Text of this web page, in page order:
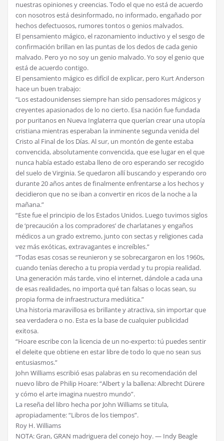
nuestras opiniones y creencias. Todo el que no está de acuerdo
con nosotros está desinformado, no informado, engañado por
hechos defectuosos, rumores tontos o genios malvados.
El pensamiento mágico, el razonamiento inductivo y el sesgo de
confirmación brillan en las puntas de los dedos de cada genio
malvado. Pero yo no soy un genio malvado. Yo soy el genio que
está de acuerdo contigo.
El pensamiento mágico es difícil de explicar, pero Kurt Anderson
hace un buen trabajo:
“Los estadounidenses siempre han sido pensadores mágicos y
creyentes apasionados de lo no cierto. Esa nación fue fundada
por puritanos en Nueva Inglaterra que querían crear una utopía
cristiana mientras esperaban la inminente segunda venida del
Cristo al Final de los Días. Al sur, un montón de gente estaba
convencida, absolutamente convencida, que ese lugar en el que
nunca había estado estaba lleno de oro esperando ser recogido
del suelo de Virginia. Se quedaron allí buscando y esperando oro
durante 20 años antes de finalmente enfrentarse a los hechos y
decidieron que no se iban a convertir en ricos de la noche a la
mañana.”
“Este fue el principio de los Estados Unidos. Luego tuvimos siglos
de ‘precaución a los compradores’ de charlatanes y engaños
médicos a un grado extremo, junto con sectas y religiones cada
vez más exóticas, extravagantes e increíbles.”
“Todas esas cosas se reunieron y se sobrecargaron en los 1960s,
cuando tenías derecho a tu propia verdad y tu propia realidad.
Una generación más tarde, vino el internet, dándole a cada una
de esas realidades, no importa qué tan falsas o locas sean, su
propia forma de infraestructura mediática.”
Una historia maravillosa es brillante y atractiva, sin importar que
sea verdadera o no. Esta es la base de cualquier publicidad
exitosa.
“Hoare escribe con la licencia de un no-experto: tú puedes sentir
el deleite que obtiene en estar libre de todo lo que no sean sus
entusiasmos.”
John Williams escribió esas palabras en su recomendación del
nuevo libro de Philip Hoare: “Albert y la ballena: Albrecht Dürere
y cómo el arte imagina nuestro mundo”.
La reseña del libro hecha por John Williams se titula,
apropiadamente: “Libros de los tiempos”.
Roy H. Williams
NOTA: Gran, GRAN madriguera del conejo hoy. — Indy Beagle